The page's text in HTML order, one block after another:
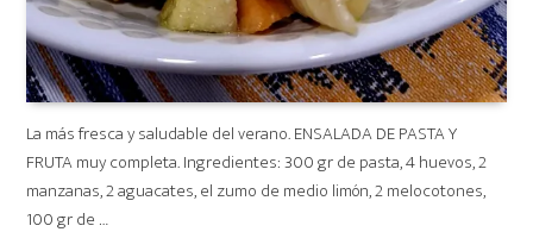
La más fresca y saludable del verano. ENSALADA DE PASTA Y
FRUTA muy completa. Ingredientes: 300 gr de pasta, 4 huevos, 2
manzanas, 2 aguacates, el zumo de medio limón, 2 melocotones,
100 gr de …